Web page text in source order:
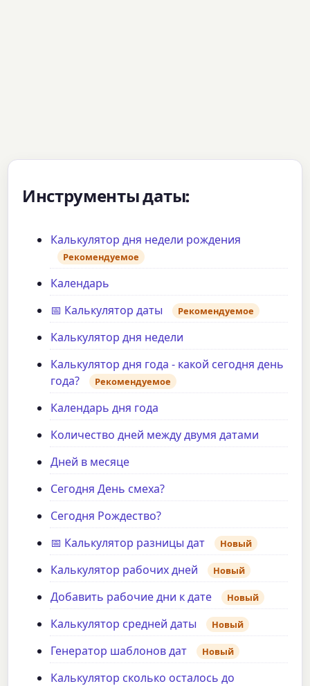
Инструменты даты:
Калькулятор дня недели рождения
Рекомендуемое
Календарь
📅 Калькулятор даты
Рекомендуемое
Калькулятор дня недели
Калькулятор дня года - какой сегодня день
года?
Рекомендуемое
Календарь дня года
Количество дней между двумя датами
Дней в месяце
Сегодня День смеха?
Сегодня Рождество?
📅 Калькулятор разницы дат
Новый
Калькулятор рабочих дней Новый
Добавить рабочие дни к дате Новый
Калькулятор средней даты Новый
Генератор шаблонов дат Новый
Калькулятор сколько осталось до